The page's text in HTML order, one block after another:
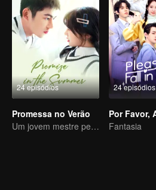
24 episódios
Promessa no Verão
Um jovem mestre peculiar se apaixona por uma garota enérgica
24 episódios
Fantasia